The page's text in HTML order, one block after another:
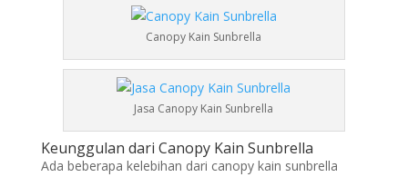
Canopy Kain Sunbrella
Jasa Canopy Kain Sunbrella
Keunggulan dari Canopy Kain Sunbrella
Ada beberapa kelebihan dari canopy kain sunbrella